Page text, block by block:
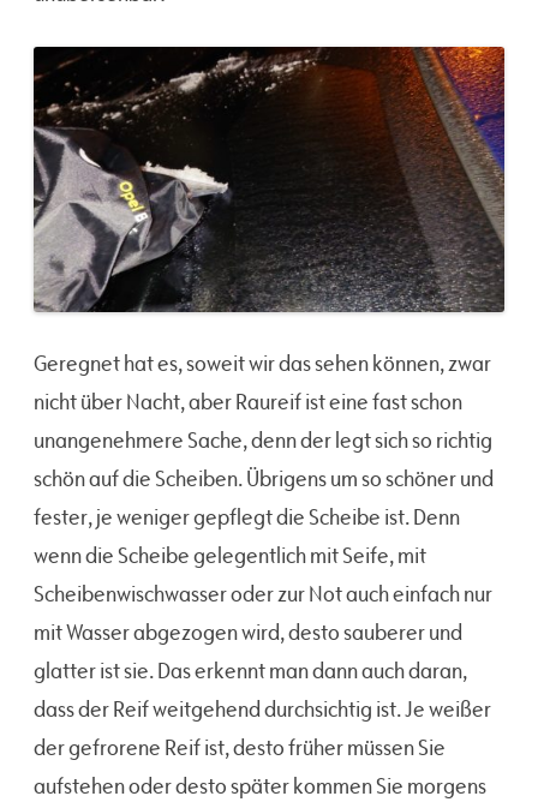
Geregnet hat es, soweit wir das sehen können, zwar
nicht über Nacht, aber Raureif ist eine fast schon
unangenehmere Sache, denn der legt sich so richtig
schön auf die Scheiben. Übrigens um so schöner und
fester, je weniger gepflegt die Scheibe ist. Denn
wenn die Scheibe gelegentlich mit Seife, mit
Scheibenwischwasser oder zur Not auch einfach nur
mit Wasser abgezogen wird, desto sauberer und
glatter ist sie. Das erkennt man dann auch daran,
dass der Reif weitgehend durchsichtig ist. Je weißer
der gefrorene Reif ist, desto früher müssen Sie
aufstehen oder desto später kommen Sie morgens